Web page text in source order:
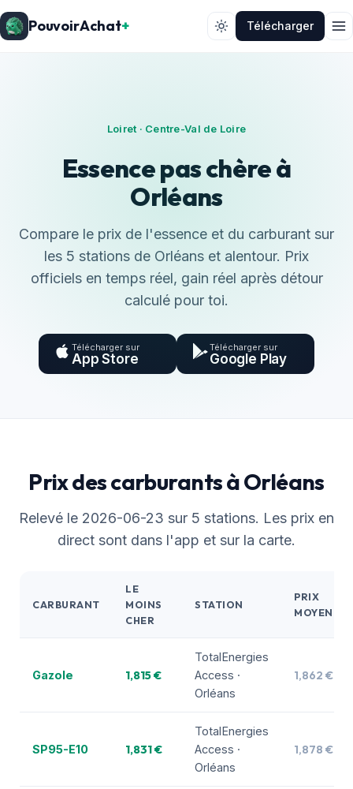
PouvoirAchat+ Télécharger
Loiret · Centre-Val de Loire
Essence pas chère à
Orléans
Compare le prix de l'essence et du carburant sur
les 5 stations de Orléans et alentour. Prix
officiels en temps réel, gain réel après détour
calculé pour toi.
Télécharger sur
App Store
Télécharger sur
Google Play
Prix des carburants à Orléans
Relevé le 2026-06-23 sur 5 stations. Les prix en
direct sont dans l'app et sur la carte.
CARBURANT
LE
MOINS
CHER
STATION
PRIX
MOYEN
Gazole 1,815 €
TotalEnergies
Access ·
Orléans
1,862 €
SP95-E10 1,831 €
TotalEnergies
Access ·
Orléans
1,878 €